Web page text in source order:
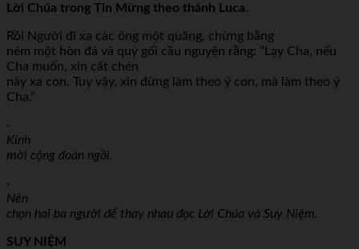
Lời Chúa trong Tin Mừng theo thánh Luca.
Rồi Người đi xa các ông một quãng, chừng bằng
ném một hòn đá và quỳ gối cầu nguyện rằng: “Lạy Cha, nếu
Cha muốn, xin cất chén
này xa con. Tuy vậy, xin đừng làm theo ý con, mà làm theo ý
Cha.”
·
Kính
mời cộng đoàn ngồi.
·
Nên
chọn hai ba người để thay nhau đọc Lời Chúa và Suy Niệm.
SUY NIỆM